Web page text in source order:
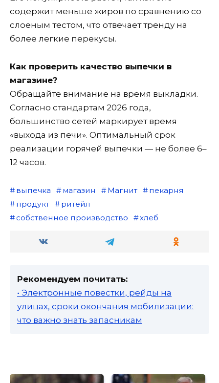
содержит меньше жиров по сравнению со
слоеным тестом, что отвечает тренду на
более легкие перекусы.
Как проверить качество выпечки в
магазине?
Обращайте внимание на время выкладки.
Согласно стандартам 2026 года,
большинство сетей маркирует время
«выхода из печи». Оптимальный срок
реализации горячей выпечки — не более 6–
12 часов.
выпечка магазин Магнит
пекарня
продукт
ритейл
собственное производство
хлеб
Рекомендуем почитать:
• Электронные повестки, рейды на
улицах, сроки окончания мобилизации:
что важно знать запасникам